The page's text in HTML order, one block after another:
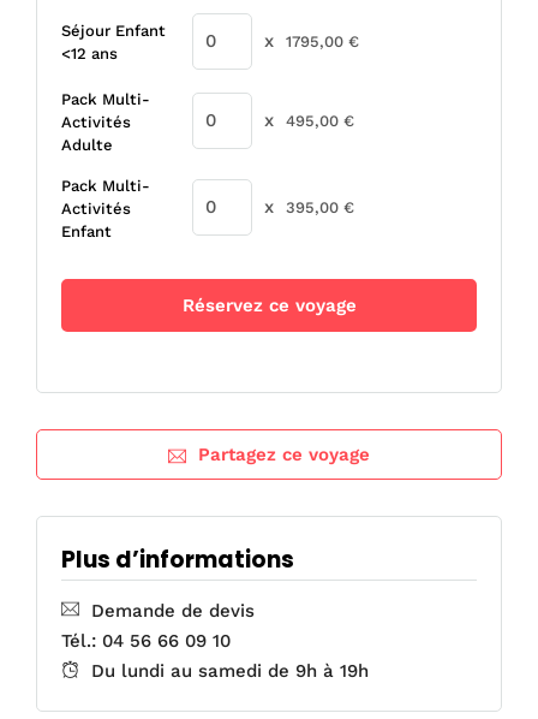
Séjour Enfant
<12 ans
x 1795,00 €
Pack Multi-
Activités
Adulte
x 495,00 €
Pack Multi-
Activités
Enfant
x 395,00 €
Réservez ce voyage
Partagez ce voyage
Plus d’informations
Demande de devis
Tél.: 04 56 66 09 10
Du lundi au samedi de 9h à 19h